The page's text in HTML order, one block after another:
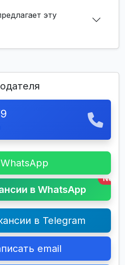
эту
WhatsApp
в WhatsApp
New
в Telegram
email